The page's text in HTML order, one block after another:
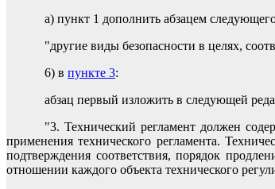
а) пункт 1 дополнить абзацем
"другие виды безопасности в целях,
6) в пункте 3:
абзац первый изложить в следующей
"3. Технический регламент должен
применения технического регламента.
подтверждения соответствия, порядок
отношении каждого объекта технического